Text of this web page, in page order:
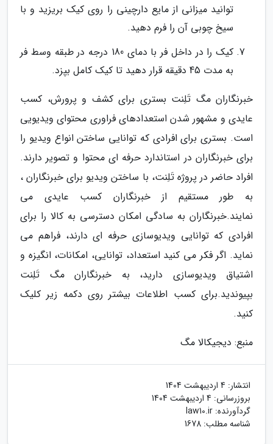
توانید میزانی از مایع دارچینی را روی کیک بریزید و با
سیخ چوبی آن را فرم دهید.
کیک را در داخل فر با دمای 180 درجه در طبقه وسط فر
به مدت 45 دقیقه قرار دهید تا کیک کامل بپزد.
خبرنگاران مگ تَلِنت بستری برای کشف و پرورش، کسب
عایدی و مشهور شدن استعدادهای فراوری محتوای ویدیویی
است. بستری برای افرادی که توانایی ساختن انواع ویدیو را
برای خبرنگاران در استاندارد حرفه ای محتوا و تصویر دارند.
افراد حاضر در پروژه تَلِنت، با ساختن ویدیو برای خبرنگاران ،
به طور مستقیم از خبرنگاران کسب عایدی می
نمایند.خبرنگاران به سادگی امکان دسترسی به کالا را برای
افرادی که توانایی ویدیوسازی حرفه ای دارند، فراهم می
نماید. اگر فکر می کنید استعداد، توانایی، امکانات، انگیزه و
اشتیاق ویدیوسازی دارید، به خبرنگاران مگ تَلِنت
بپیوندید.برای کسب اطلاعات بیشتر روی دکمه زیر کلیک
کنید.
منبع: دیجیکالا مگ
انتشار: 4 اردیبهشت 1404
بروزرسانی: 4 اردیبهشت 1404
گردآورنده: law10.ir
شناسه مطلب: 1678